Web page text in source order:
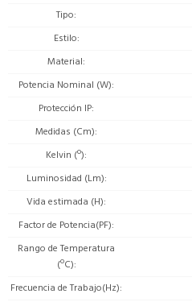
Tipo
Estilo
Material
Potencia Nominal (W)
Protección IP
Medidas (Cm)
Kelvin (º)
Luminosidad (Lm)
Vida estimada (H)
Factor de Potencia(PF)
Rango de Temperatura
(ºC)
Frecuencia de Trabajo(Hz)